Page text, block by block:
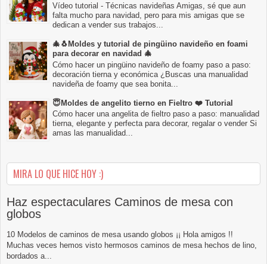
Vídeo tutorial - Técnicas navideñas Amigas, sé que aun
falta mucho para navidad, pero para mis amigas que se
dedican a vender sus trabajos...
🎄🐧Moldes y tutorial de pingüino navideño en foami
para decorar en navidad 🎄
Cómo hacer un pingüino navideño de foamy paso a paso:
decoración tierna y económica ¿Buscas una manualidad
navideña de foamy que sea bonita...
😇Moldes de angelito tierno en Fieltro ❤️ Tutorial
Cómo hacer una angelita de fieltro paso a paso: manualidad
tierna, elegante y perfecta para decorar, regalar o vender Si
amas las manualidad...
MIRA LO QUE HICE HOY :)
Haz espectaculares Caminos de mesa con
globos
10 Modelos de caminos de mesa usando globos ¡¡ Hola amigos !!
Muchas veces hemos visto hermosos caminos de mesa hechos de lino,
bordados a...